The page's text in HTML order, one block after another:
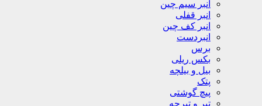
انبر سیم چین
انبر قفلی
انبر کف چین
انبردست
برس
بکس ریلی
بیل و بیلچه
پتک
پیچ گوشتی
تبر و تبرچه